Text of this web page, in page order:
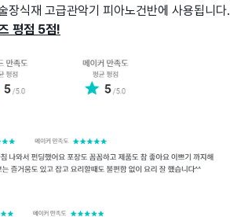
장식재 고급관악기 피아노건반에 사용됩니다.
평점 5점!